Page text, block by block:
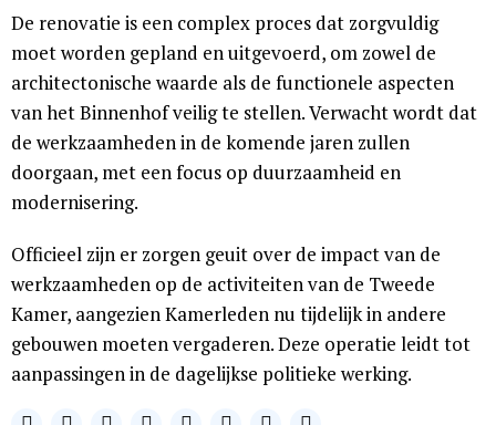
De renovatie is een complex proces dat zorgvuldig
moet worden gepland en uitgevoerd, om zowel de
architectonische waarde als de functionele aspecten
van het Binnenhof veilig te stellen. Verwacht wordt dat
de werkzaamheden in de komende jaren zullen
doorgaan, met een focus op duurzaamheid en
modernisering.
Officieel zijn er zorgen geuit over de impact van de
werkzaamheden op de activiteiten van de Tweede
Kamer, aangezien Kamerleden nu tijdelijk in andere
gebouwen moeten vergaderen. Deze operatie leidt tot
aanpassingen in de dagelijkse politieke werking.